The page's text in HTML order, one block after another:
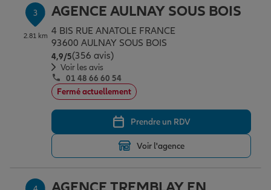
Assurance scolaire
Protection juridique
Tous nos devis d'assurance
3
2.81 km
AGENCE AULNAY SOUS BOIS
4 BIS RUE ANATOLE FRANCE
93600 AULNAY SOUS BOIS
4,9/5Note de 4.9 sur 5
(356 avis)
Voir les avis
01 48 66 60 54
Fermé actuellement
Prendre un RDV
Voir l'agence